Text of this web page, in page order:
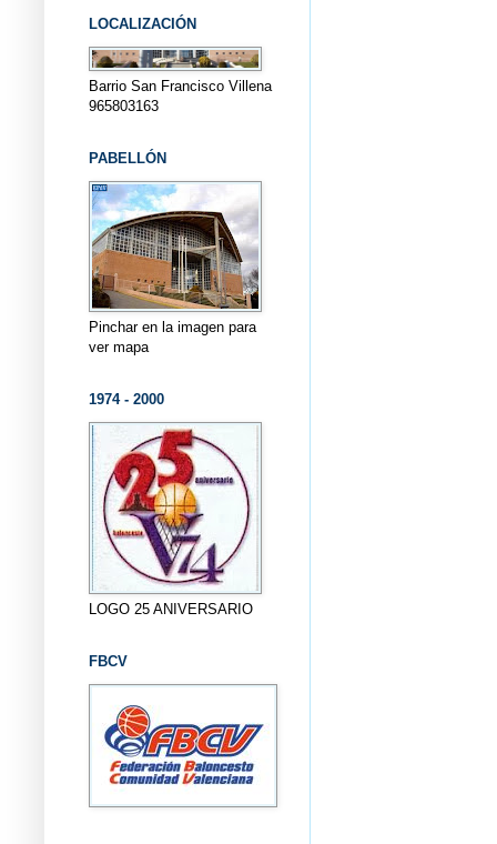
LOCALIZACIÓN
Barrio San Francisco Villena
965803163
PABELLÓN
Pinchar en la imagen para
ver mapa
1974 - 2000
LOGO 25 ANIVERSARIO
FBCV